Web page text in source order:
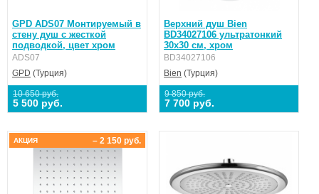
GPD ADS07 Монтируемый в
стену душ с жесткой
подводкой, цвет хром
ADS07
GPD (Турция)
10 650 руб.
5 500 руб.
Верхний душ Bien
BD34027106 ультратонкий
30x30 см, хром
BD34027106
Bien (Турция)
9 850 руб.
7 700 руб.
– 2 150 руб.
АКЦИЯ